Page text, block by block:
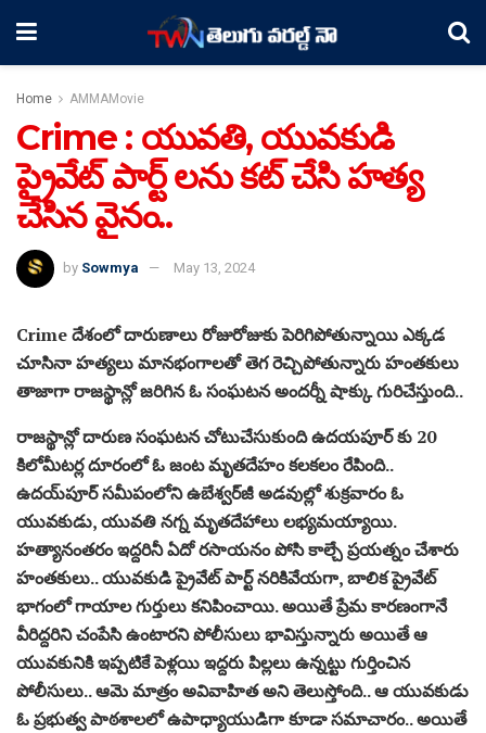
Home AMMAMovie
Crime : యువతి, యువకుడి
ప్రైవేట్ పార్ట్ లను కట్ చేసి హత్య
చేసిన వైనం..
by Sowmya May 13, 2024
Crime దేశంలో దారుణాలు రోజురోజుకు పెరిగిపోతున్నాయి ఎక్కడ
చూసినా హత్యలు మానభంగాలతో తెగ రెచ్చిపోతున్నారు హంతకులు
తాజాగా రాజస్థాన్లో జరిగిన ఓ సంఘటన అందర్నీ షాక్కు గురిచేస్తుంది..
రాజస్థాన్లో దారుణ సంఘటన చోటుచేసుకుంది ఉదయపూర్ కు 20
కిలోమీటర్ల దూరంలో ఓ జంట మృతదేహం కలకలం రేపింది..
ఉదయ్‌పూర్‌ సమీపంలోని ఉబేశ్వర్‌జీ అడవుల్లో శుక్రవారం ఓ
యువకుడు, యువతి నగ్న మృతదేహాలు లభ్యమయ్యాయి.
హత్యానంతరం ఇద్దరినీ ఏదో రసాయనం పోసి కాల్చే ప్రయత్నం చేశారు
హంతకులు.. యువకుడి ప్రైవేట్ పార్ట్ నరికివేయగా, బాలిక ప్రైవేట్
భాగంలో గాయాల గుర్తులు కనిపించాయి. అయితే ప్రేమ కారణంగానే
వీరిద్దరిని చంపేసి ఉంటారని పోలీసులు భావిస్తున్నారు అయితే ఆ
యువకునికి ఇప్పటికే పెళ్లయి ఇద్దరు పిల్లలు ఉన్నట్టు గుర్తించిన
పోలీసులు.. ఆమె మాత్రం అవివాహిత అని తెలుస్తోంది.. ఆ యువకుడు
ఓ ప్రభుత్వ పాఠశాలలో ఉపాధ్యాయుడిగా కూడా సమాచారం.. అయితే